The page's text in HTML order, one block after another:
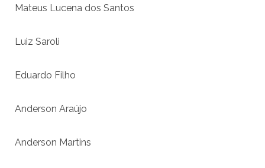
Mateus Lucena dos Santos
Luiz Saroli
Eduardo Filho
Anderson Araújo
Anderson Martins